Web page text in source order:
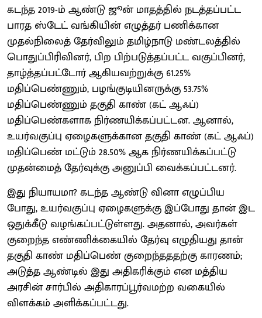
கடந்த 2019-ம் ஆண்டு ஜூன் மாதத்தில் நடத்தப்பட்ட
பாரத ஸ்டேட் வங்கியின் எழுத்தர் பணிக்கான
முதல்நிலைத் தேர்விலும் தமிழ்நாடு மண்டலத்தில்
பொதுப்பிரிவினர், பிற பிற்படுத்தப்பட்ட வகுப்பினர்,
தாழ்த்தப்பட்டோர் ஆகியவற்றுக்கு 61.25%
மதிப்பெண்ணும், பழங்குடியினருக்கு 53.75%
மதிப்பெண்ணும் தகுதி காண் (கட் ஆஃப்)
மதிப்பெண்களாக நிர்ணயிக்கப்பட்டன. ஆனால்,
உயர்வகுப்பு ஏழைகளுக்கான தகுதி காண் (கட் ஆஃப்)
மதிப்பெண் மட்டும் 28.50% ஆக நிர்ணயிக்கப்பட்டு
முதன்மைத் தேர்வுக்கு அனுப்பி வைக்கப்பட்டனர்.
இது நியாயமா? கடந்த ஆண்டு வினா எழுப்பிய
போது, உயர்வகுப்பு ஏழைகளுக்கு இப்போது தான் இட
ஒதுக்கீடு வழங்கப்பட்டுள்ளது. அதனால், அவர்கள்
குறைந்த எண்ணிக்கையில் தேர்வு எழுதியது தான்
தகுதி காண் மதிப்பெண் குறைந்தததற்கு காரணம்;
அடுத்த ஆண்டில் இது அதிகரிக்கும் என மத்திய
அரசின் சார்பில் அதிகாரப்பூர்வமற்ற வகையில்
விளக்கம் அளிக்கப்பட்டது.